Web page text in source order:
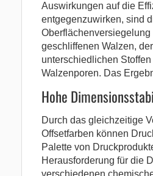
Auswirkungen auf die
entgegenzuwirken, sind
geschliffenen Walzen,
unterschiedlichen
Walzenporen. Das
Hohe
Durch das gleichzeitige
Offsetfarben können
Palette von
Herausforderung für die
verschiedenen